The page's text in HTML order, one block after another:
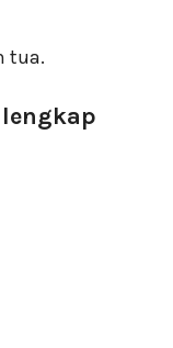
tua.
lengkap